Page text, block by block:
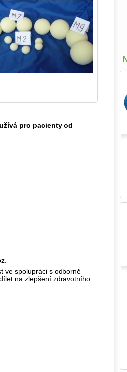
pro pacienty od
ve spolupráci s odborně
na zlepšení zdravotního